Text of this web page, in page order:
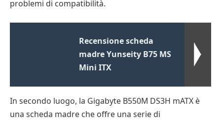
problemi di compatibilità.
Recensione scheda
madre Yunseity B75 MS
Mini ITX
In secondo luogo, la Gigabyte B550M DS3H mATX è
una scheda madre che offre una serie di